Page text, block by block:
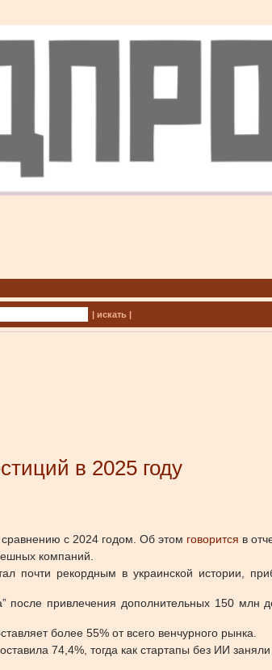
| искать |
в 2025 году
с 2024 годом. Об этом говорится в
компаний.
почти рекордным в украинской истории,
после привлечения дополнительных 150 млн
более 55% от всего венчурного рынка.
74,4%, тогда как стартапы без ИИ